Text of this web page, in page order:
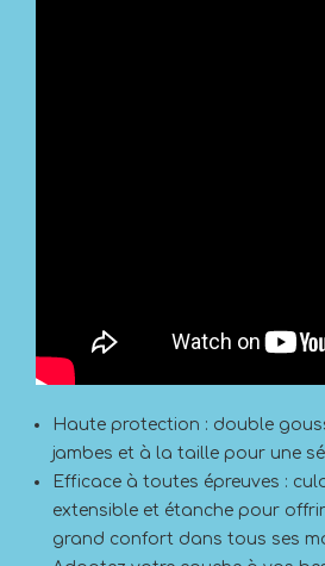
Haute protection : double
jambes et à la taille pour une
Efficace à toutes épreuves :
extensible et étanche pour
grand confort dans tous ses